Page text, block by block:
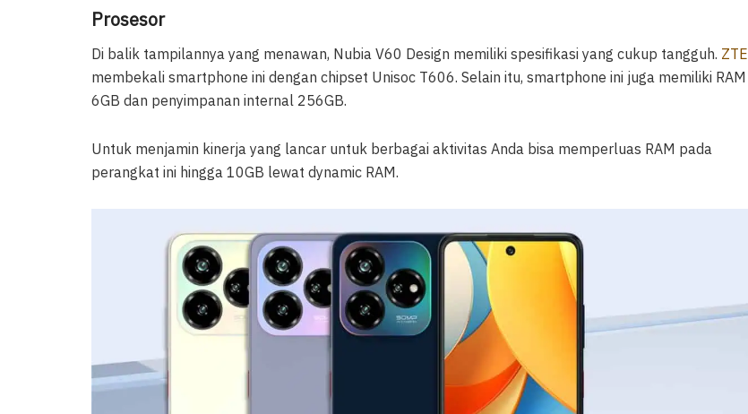
Prosesor
Di balik tampilannya yang menawan, Nubia V60 Design memiliki spesifikasi yang cukup tangguh. ZTE
membekali smartphone ini dengan chipset Unisoc T606. Selain itu, smartphone ini juga memiliki RAM
6GB dan penyimpanan internal 256GB.
Untuk menjamin kinerja yang lancar untuk berbagai aktivitas Anda bisa memperluas RAM pada
perangkat ini hingga 10GB lewat dynamic RAM.